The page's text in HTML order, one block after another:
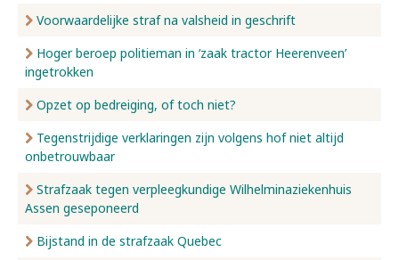
Voorwaardelijke straf na valsheid in geschrift
Hoger beroep politieman in ‘zaak tractor Heerenveen’
ingetrokken
Opzet op bedreiging, of toch niet?
Tegenstrijdige verklaringen zijn volgens hof niet altijd
onbetrouwbaar
Strafzaak tegen verpleegkundige Wilhelminaziekenhuis
Assen geseponeerd
Bijstand in de strafzaak Quebec